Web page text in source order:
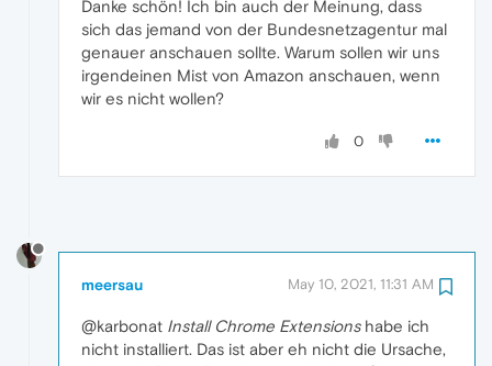
Danke schön! Ich bin auch der Meinung, dass
sich das jemand von der Bundesnetzagentur mal
genauer anschauen sollte. Warum sollen wir uns
irgendeinen Mist von Amazon anschauen, wenn
wir es nicht wollen?
0
meersau May 10, 2021, 11:31 AM
@karbonat Install Chrome Extensionshabe ich
nicht installiert. Das ist aber eh nicht die Ursache,